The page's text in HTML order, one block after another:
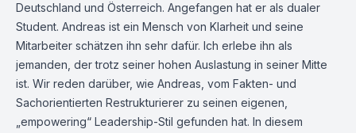
Deutschland und Österreich. Angefangen hat er als dualer
Student. Andreas ist ein Mensch von Klarheit und seine
Mitarbeiter schätzen ihn sehr dafür. Ich erlebe ihn als
jemanden, der trotz seiner hohen Auslastung in seiner Mitte
ist. Wir reden darüber, wie Andreas, vom Fakten- und
Sachorientierten Restrukturierer zu seinen eigenen,
„empowering“ Leadership-Stil gefunden hat. In diesem